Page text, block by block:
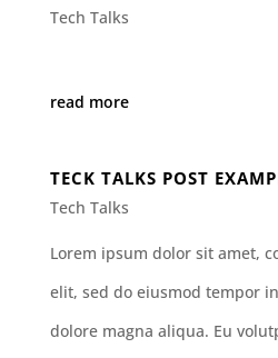
Tech Talks
read more
TECK TALKS POST
Tech Talks
Lorem ipsum dolor sit amet,
elit, sed do eiusmod tempor
dolore magna aliqua. Eu